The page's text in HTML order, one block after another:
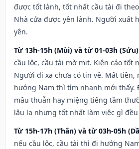
được tốt lành, tốt nhất cầu tài đi
Nhà cửa được yên lành. Người xuất
yên.
Từ 13h-15h (Mùi) và từ 01-03h (Sửu)
cầu lộc, cầu tài mờ mịt. Kiện cáo tốt
Người đi xa chưa có tin về. Mất tiền,
hướng Nam thì tìm nhanh mới thấy.
mâu thuẫn hay miệng tiếng tầm
lâu la nhưng tốt nhất làm việc gì đều
Từ 15h-17h (Thân) và từ 03h-05h
nếu cầu lộc, cầu tài thì đi hướng